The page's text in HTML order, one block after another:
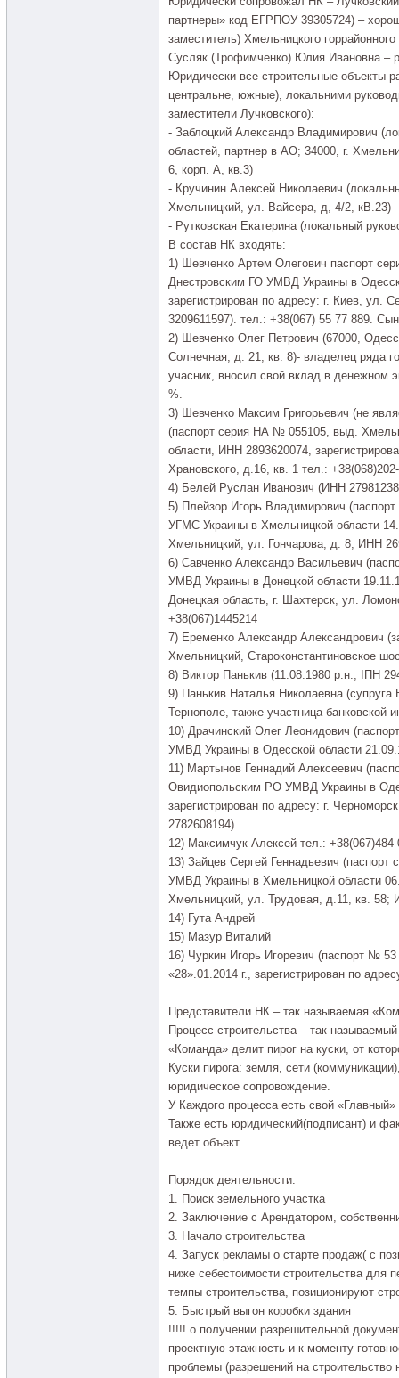
партнеры» код ЕГРПОУ 39305724) –
заместитель) Хмельницкого
Сусляк (Трофимченко) Юлия Ивановна –
Юридически все строительные объекты
центральне, южные), локальними
заместители Лучковского):
- Заблоцкий Александр Владимирович
областей, партнер в АО; 34000, г.
6, корп. А, кв.3)
- Кручинин Алексей Николаевич
Хмельницкий, ул. Вайсера, д, 4/2, кВ.23)
- Рутковская Екатерина (локальный
В состав НК входять:
1) Шевченко Артем Олегович паспорт
Днестровским ГО УМВД Украины в
зарегистрирован по адресу: г. Киев, ул.
3209611597). тел.: +38(067) 55 77 889.
2) Шевченко Олег Петрович (67000,
Солнечная, д. 21, кв. 8)- владелец ряда
учасник, вносил свой вклад в денежном
%.
3) Шевченко Максим Григорьевич (не
(паспорт серия НА № 055105, выд.
области, ИНН 2893620074,
Храновского, д.16, кв. 1 тел.:
4) Белей Руслан Иванович (ИНН
5) Плейзор Игорь Владимирович
УГМС Украины в Хмельницкой области
Хмельницкий, ул. Гончарова, д. 8; ИНН
6) Савченко Александр Васильевич
УМВД Украины в Донецкой области
Донецкая область, г. Шахтерск, ул.
+38(067)1445214
7) Еременко Александр Александрович
Хмельницкий, Староконстантиновское
8) Виктор Панькив (11.08.1980 р.н., ІПН
9) Панькив Наталья Николаевна
Тернополе, также участница банковской
10) Драчинский Олег Леонидович
УМВД Украины в Одесской области
11) Мартынов Геннадий Алексеевич
Овидиопольским РО УМВД Украины в
зарегистрирован по адресу: г.
2782608194)
12) Максимчук Алексей тел.: +38(067)484
13) Зайцев Сергей Геннадьевич
УМВД Украины в Хмельницкой области
Хмельницкий, ул. Трудовая, д.11, кв. 58;
14) Гута Андрей
15) Мазур Виталий
16) Чуркин Игорь Игоревич (паспорт №
«28».01.2014 г., зарегистрирован по
Представители НК – так называемая
Процесс строительства – так называемый
«Команда» делит пирог на куски, от
Куски пирога: земля, сети
юридическое сопровождение.
У Каждого процесса есть свой «Главный»
Также есть юридический(подписант) и
ведет объект
Порядок деятельности:
1. Поиск земельного участка
2. Заключение с Арендатором,
3. Начало строительства
4. Запуск рекламы о старте продаж( с
ниже себестоимости строительства для
темпы строительства, позиционируют
5. Быстрый выгон коробки здания
!!!!! о получении разрешительной
проектную этажность и к моменту
проблемы (разрешений на строительство